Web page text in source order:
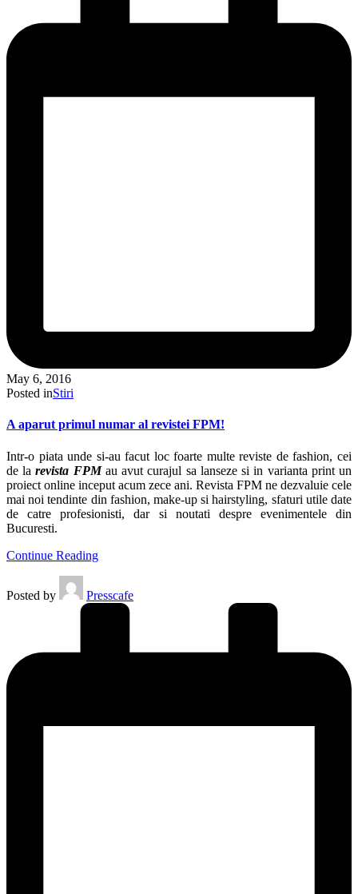
May 6, 2016
Posted inStiri
A aparut primul numar al revistei FPM!
Intr-o piata unde si-au facut loc foarte multe reviste de fashion, cei
de larevista FPMau avut curajul sa lanseze si in varianta print un
proiect online inceput acum zece ani. Revista FPM ne dezvaluie cele
mai noi tendinte din fashion, make-up si hairstyling, sfaturi utile date
de catre profesionisti, dar si noutati despre evenimentele din
Bucuresti.
Continue Reading
Posted by Presscafe